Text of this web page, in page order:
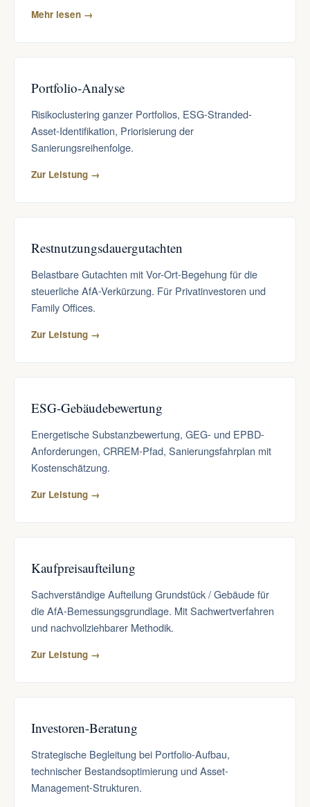
Mehr lesen →
Portfolio-Analyse
Risikoclustering ganzer Portfolios, ESG-Stranded-
Asset-Identifikation, Priorisierung der
Sanierungsreihenfolge.
Zur Leistung →
Restnutzungsdauergutachten
Belastbare Gutachten mit Vor-Ort-Begehung für die
steuerliche AfA-Verkürzung. Für Privatinvestoren und
Family Offices.
Zur Leistung →
ESG-Gebäudebewertung
Energetische Substanzbewertung, GEG- und EPBD-
Anforderungen, CRREM-Pfad, Sanierungsfahrplan mit
Kostenschätzung.
Zur Leistung →
Kaufpreisaufteilung
Sachverständige Aufteilung Grundstück / Gebäude für
die AfA-Bemessungsgrundlage. Mit Sachwertverfahren
und nachvollziehbarer Methodik.
Zur Leistung →
Investoren-Beratung
Strategische Begleitung bei Portfolio-Aufbau,
technischer Bestandsoptimierung und Asset-
Management-Strukturen.